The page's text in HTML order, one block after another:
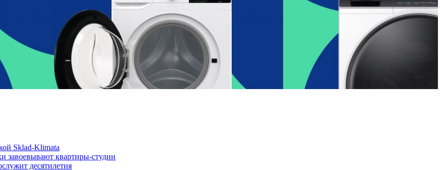
Sklad-Klimata
завоевывают квартиры-студии
десятилетия